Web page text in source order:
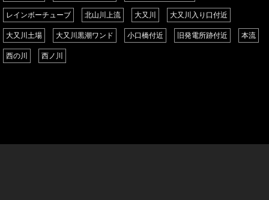
レインボーチューブ 北山川上流 大又川 大又川入り口付近
大又川土場 大又川黒潮ワンド 小口橋付近 旧発電所跡付近 本流
西の川 西ノ川